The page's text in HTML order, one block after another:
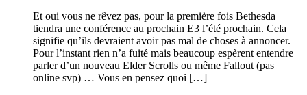
Et oui vous ne rêvez pas, pour la première fois Bethesda
tiendra une conférence au prochain E3 l’été prochain. Cela
signifie qu’ils devraient avoir pas mal de choses à annoncer.
Pour l’instant rien n’a fuité mais beaucoup espèrent entendre
parler d’un nouveau Elder Scrolls ou même Fallout (pas
online svp) … Vous en pensez quoi […]